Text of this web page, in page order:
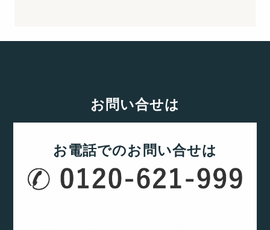
お問い合せは
お電話でのお問い合せは